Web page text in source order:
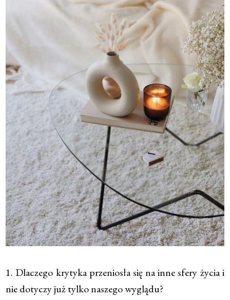
1. Dlaczego krytyka przeniosła się na inne sfery życia i
nie dotyczy już tylko naszego wyglądu?